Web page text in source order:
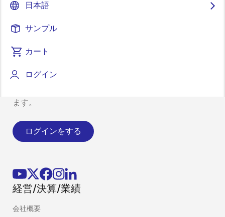
日本語
サンプル
カート
ログイン
最新情報のお知らせについて
ます。
ログインをする
経営/決算/業績
会社概要